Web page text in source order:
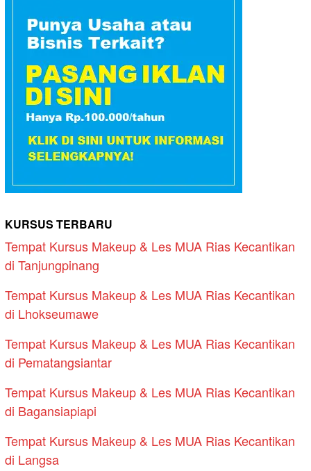
KURSUS TERBARU
Tempat Kursus Makeup & Les MUA Rias Kecantikan
di Tanjungpinang
Tempat Kursus Makeup & Les MUA Rias Kecantikan
di Lhokseumawe
Tempat Kursus Makeup & Les MUA Rias Kecantikan
di Pematangsiantar
Tempat Kursus Makeup & Les MUA Rias Kecantikan
di Bagansiapiapi
Tempat Kursus Makeup & Les MUA Rias Kecantikan
di Langsa